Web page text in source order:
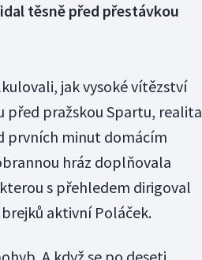
těsně před přestávkou
jak vysoké vítězství
pražskou Spartu, realita
prvních minut domácím
hráz doplňovala
s přehledem dirigoval
aktivní Poláček.